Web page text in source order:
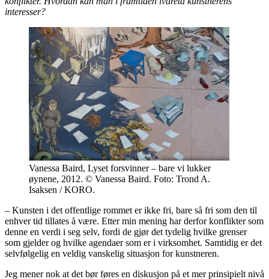
interesser?
Vanessa Baird, Lyset forsvinner – bare vi lukker
øynene, 2012. © Vanessa Baird. Foto: Trond A.
Isaksen / KORO.
– Kunsten i det offentlige rommet er ikke fri, bare så fri som den til
enhver tid tillates å være. Etter min mening har derfor konflikter som
denne en verdi i seg selv, fordi de gjør det tydelig hvilke grenser
som gjelder og hvilke agendaer som er i virksomhet. Samtidig er det
selvfølgelig en veldig vanskelig situasjon for kunstneren.
Jeg mener nok at det bør føres en diskusjon på et mer prinsipielt nivå